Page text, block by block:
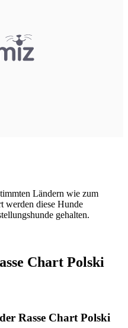
Ländern wie zum
werden diese Hunde
gehalten.
Chart Polski
Rasse Chart Polski